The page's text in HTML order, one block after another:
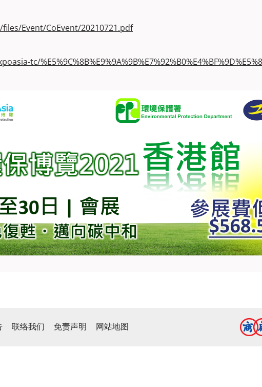
Event/CoEvent/20210721.pdf
tc/
联络我们 免责声明 网站地图